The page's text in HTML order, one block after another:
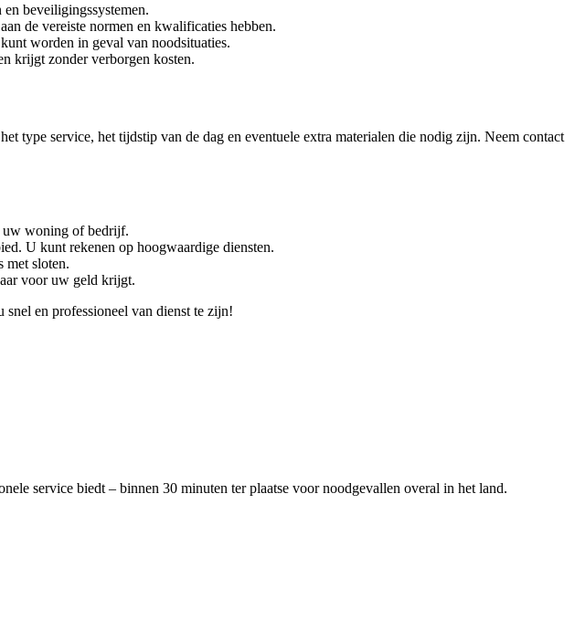
beveiligingssystemen.
de vereiste normen en kwalificaties hebben.
worden in geval van noodsituaties.
krijgt zonder verborgen kosten.
type service, het tijdstip van de dag en eventuele extra materialen die nodig zijn. Neem contact
uw woning of bedrijf.
U kunt rekenen op hoogwaardige diensten.
met sloten.
voor uw geld krijgt.
en professioneel van dienst te zijn!
service biedt – binnen 30 minuten ter plaatse voor noodgevallen overal in het land.